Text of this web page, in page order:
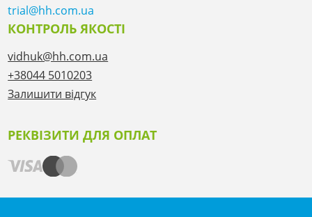
trial@hh.com.ua
КОНТРОЛЬ ЯКОСТІ
vidhuk@hh.com.ua
+38044 5010203
Залишити відгук
РЕКВІЗИТИ ДЛЯ ОПЛАТ